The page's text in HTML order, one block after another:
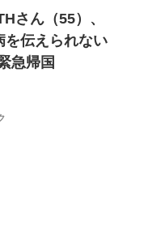
さん（55）、
を伝えられない
急帰国